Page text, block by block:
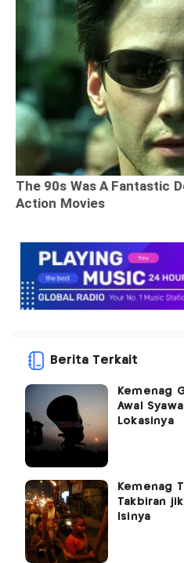
Berita Terkait
Kemenag
Awal
Lokasinya
Kemenag
Takbiran
Isinya